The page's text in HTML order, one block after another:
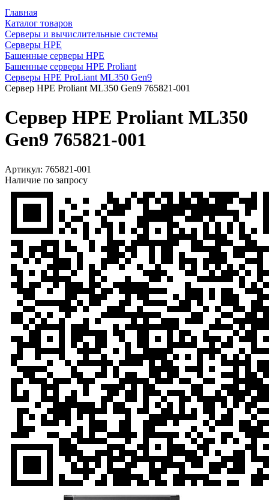
Главная
Каталог товаров
Серверы и вычислительные системы
Серверы HPE
Башенные серверы HPE
Башенные серверы HPE Proliant
Серверы HPE ProLiant ML350 Gen9
Сервер HPE Proliant ML350 Gen9 765821-001
Сервер HPE Proliant ML350
Gen9 765821-001
Артикул: 765821-001
Наличие по запросу